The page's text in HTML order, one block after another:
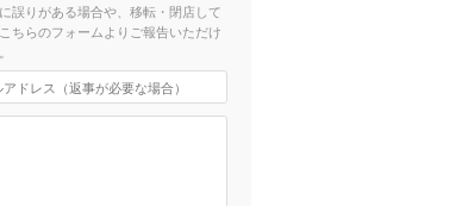
誤りがある場合や、移転・閉店して
ちらのフォームよりご報告いただけ